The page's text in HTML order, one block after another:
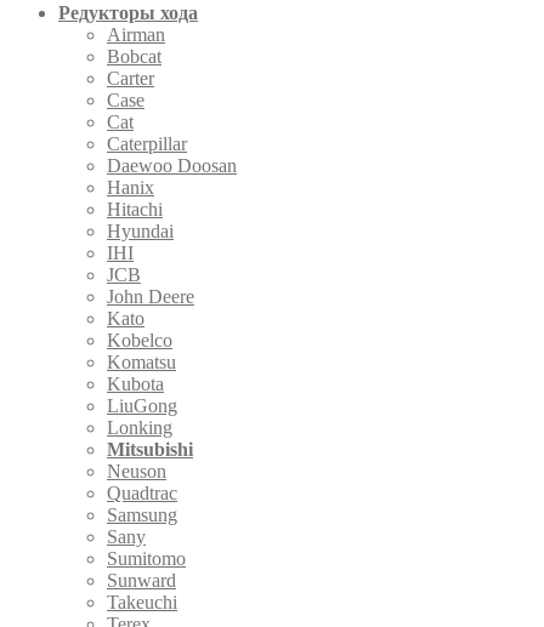
Редукторы хода
Airman
Bobcat
Carter
Case
Cat
Caterpillar
Daewoo Doosan
Hanix
Hitachi
Hyundai
IHI
JCB
John Deere
Kato
Kobelco
Komatsu
Kubota
LiuGong
Lonking
Mitsubishi
Neuson
Quadtrac
Samsung
Sany
Sumitomo
Sunward
Takeuchi